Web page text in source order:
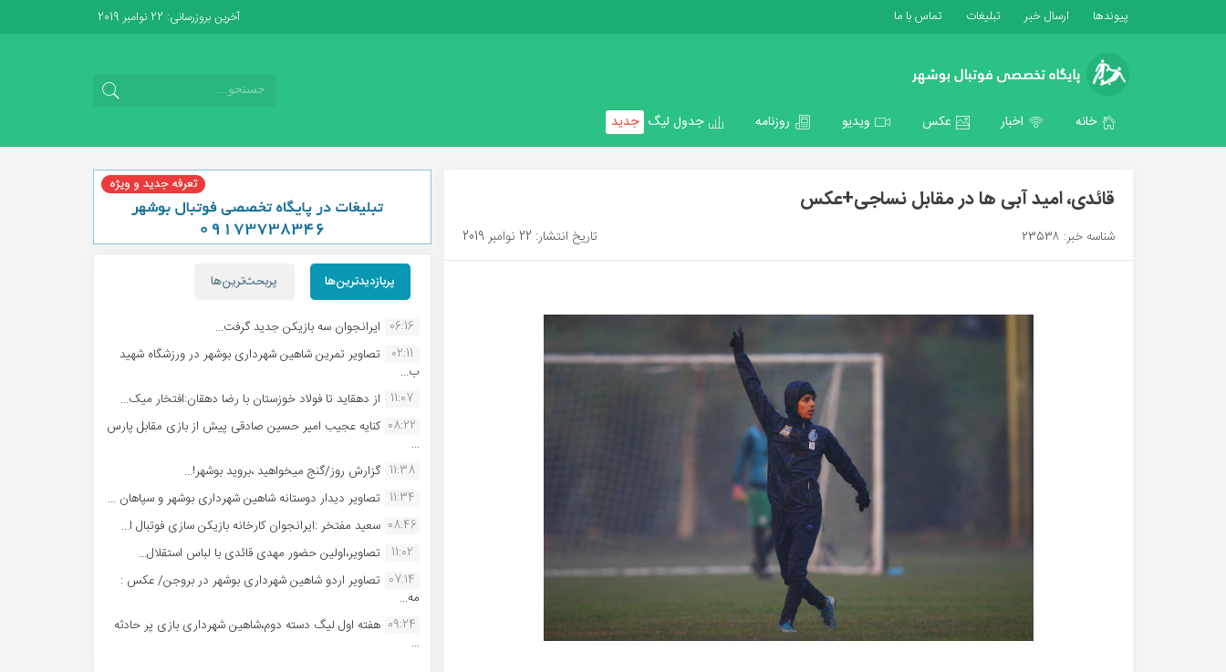
پیوندها ارسال خبر تبلیغات تماس با ما آخرین بروزرسانی: 22 نوامبر 2019
خانه اخبار عکس ویدیو روزنامه جدول لیگ جدید
قائدی، امید آبی ها در مقابل نساجی+عکس
شناسه خبر: 23538 تاریخ انتشار: 22 نوامبر 2019
پربازدیدترین‌ها پربحث‌ترین‌ها
06:16 ایرانجوان سه بازیکن جدید گرفت...
02:11
تصاویر تمرین شاهین شهردارى بوشهر در ورزشگاه شهید
ب...
11:07 از دهقاید تا فولاد خوزستان با رضا دهقان:افتخار میک...
08:22 کنایه عجیب امیر حسین صادقی پیش از بازی مقابل پارس
...
11:38 گزارش روز/گنج میخواهید ،بروید بوشهر!...
11:34 تصاویر دیدار دوستانه شاهین شهردارى بوشهر و سپاهان ...
08:46 سعید مفتخر :ایرانجوان کارخانه بازیکن سازی فوتبال ا...
11:02
تصاویر،اولین حضور مهدی قائدی با لباس استقلال...
07:14 تصاویر اردو شاهین شهرداری بوشهر در بروجن/ عکس :
مه...
09:24 هفته اول لیگ دسته دوم،شاهین شهرداری بازی پر حادثه
...